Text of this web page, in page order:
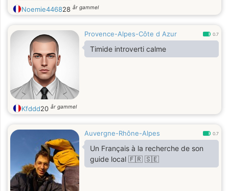
Noemie446828 år gammel
Provence-Alpes-Côte d Azur 0.7
Timide introverti calme
Kfddd20 år gammel
Auvergne-Rhône-Alpes 0.7
Un Français à la recherche de son
guide local 🇫🇷 🇸🇪